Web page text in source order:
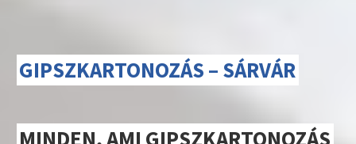
GIPSZKARTONOZÁS – SÁRVÁR
MINDEN, AMI GIPSZKARTONOZÁS